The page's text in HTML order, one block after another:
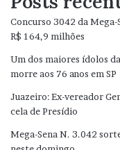
Concurso 3042 da Mega-
R$ 164,9 milhões
Um dos maiores ídolos
morre aos 76 anos em SP
Juazeiro: Ex-vereador
cela de Presídio
Mega-Sena N. 3.042